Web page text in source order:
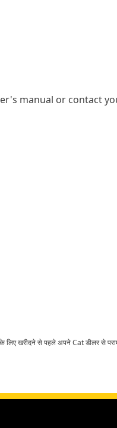
manual or contact
खरीदने से पहले अपने Cat डीलर से